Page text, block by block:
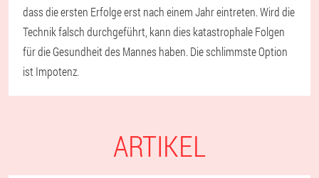
dass die ersten Erfolge erst nach einem Jahr eintreten. Wird die
Technik falsch durchgeführt, kann dies katastrophale Folgen
für die Gesundheit des Mannes haben. Die schlimmste Option
ist Impotenz.
ARTIKEL